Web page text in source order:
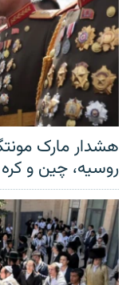
هشدار مارک
روسیه، چین و